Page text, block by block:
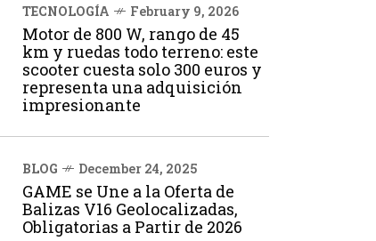
TECNOLOGÍA February 9, 2026
Motor de 800 W, rango de 45
km y ruedas todo terreno: este
scooter cuesta solo 300 euros y
representa una adquisición
impresionante
BLOG December 24, 2025
GAME se Une a la Oferta de
Balizas V16 Geolocalizadas,
Obligatorias a Partir de 2026